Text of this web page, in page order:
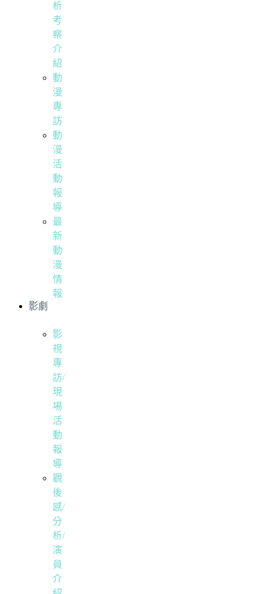
析
考
察
介
紹
動
漫
專
訪
動
漫
活
動
報
導
最
新
動
漫
情
報
影劇
影
視
專
訪/
現
場
活
動
報
導
觀
後
感/
分
析/
演
員
介